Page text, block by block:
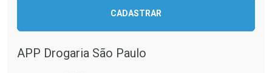
CADASTRAR
APP Drogaria São Paulo